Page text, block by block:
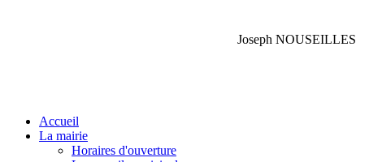
Joseph NOUSEILLES
Accueil
La mairie
Horaires d'ouverture